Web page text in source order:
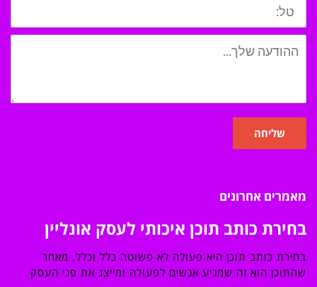
שליחה
מאמרים אחרונים
בחירת כותב תוכן איכותי לעסק אונליין
בחירת כותב תוכן היא פעולה לא פשוטה כלל וכלל. מאחר
שהתוכן הוא זה שמניע אנשים לפעולה ומייצג את פני העסק